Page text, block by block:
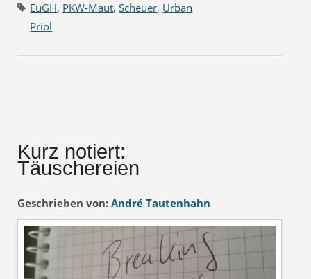
EuGH, PKW-Maut,Scheuer, Urban
Priol
Kurz notiert:
Täuschereien
Geschrieben von: André Tautenhahn